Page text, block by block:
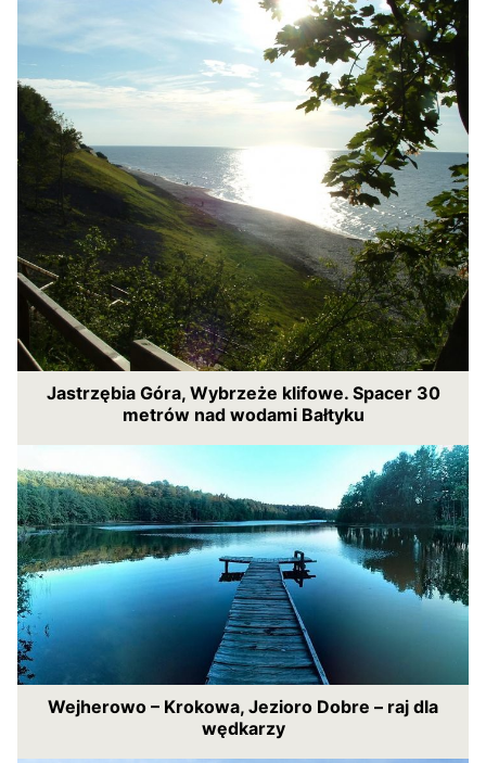
Jastrzębia Góra, Wybrzeże klifowe. Spacer 30
metrów nad wodami Bałtyku
Wejherowo – Krokowa, Jezioro Dobre – raj dla
wędkarzy